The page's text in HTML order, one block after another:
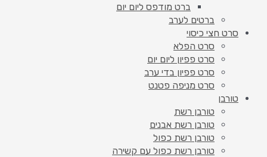
ברט מודפס ליום יום
ברטים לערב
סרט חצי כיסוי
סרט הפלא
סרט פפיון ליום יום
סרט פפיון בדי ערב
סרט מניפה פטנט
טורבן
טורבן רשת
טורבן רשת אבנים
טורבן רשת כפול
טורבן רשת כפול עם קשירה